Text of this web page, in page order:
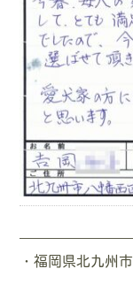
・福岡県北九州